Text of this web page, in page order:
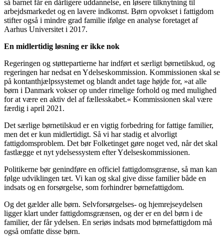
så barnet får en dårligere uddannelse, en løsere tilknytning til
arbejdsmarkedet og en lavere indkomst. Børn opvokset i fattigdom
stifter også i mindre grad familie ifølge en analyse foretaget af
Aarhus Universitet i 2017.
En midlertidig løsning er ikke nok
Regeringen og støttepartierne har indført et særligt børnetilskud, og
regeringen har nedsat en Ydelseskommission. Kommissionen skal se
på kontanthjælpssystemet og blandt andet tage højde for, »at alle
børn i Danmark vokser op under rimelige forhold og med mulighed
for at være en aktiv del af fællesskabet.« Kommissionen skal være
færdig i april 2021.
Det særlige børnetilskud er en vigtig forbedring for fattige familier,
men det er kun midlertidigt. Så vi har stadig et alvorligt
fattigdomsproblem. Det bør Folketinget gøre noget ved, når det skal
fastlægge et nyt ydelsessystem efter Ydelseskommissionen.
Politikerne bør genindføre en officiel fattigdomsgrænse, så man kan
følge udviklingen tæt. Vi kan og skal give disse familier både en
indsats og en forsørgelse, som forhindrer børnefattigdom.
Og det gælder alle børn. Selvforsørgelses- og hjemrejseydelsen
ligger klart under fattigdomsgrænsen, og der er en del børn i de
familier, der får ydelsen. En seriøs indsats mod børnefattigdom må
også omfatte disse børn.